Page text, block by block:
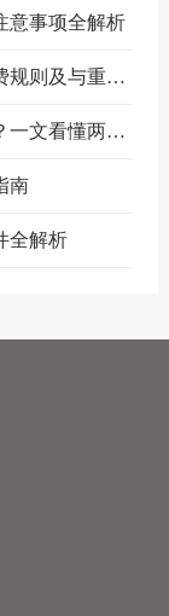
意事项全解析
空运平货是什么意思？一文讲清计费规则及与重货、泡货的区别
属地查验和目的地查验分别是什么？一文看懂两者区别
南
全解析